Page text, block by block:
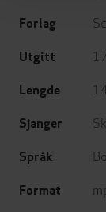
Forlag
Utgitt
Lengde
Sjanger
Språk
Format